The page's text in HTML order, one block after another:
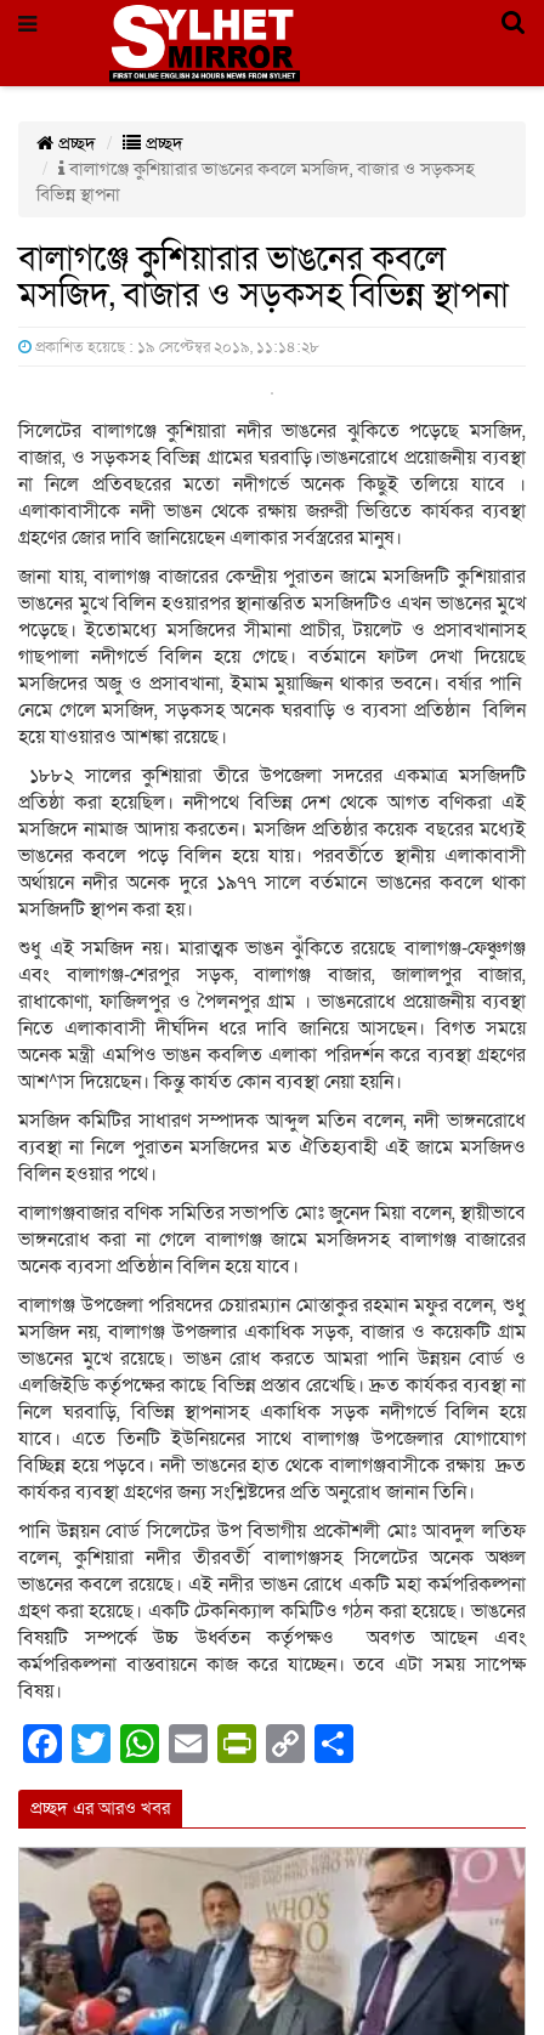
প্রচ্ছদ
প্রচ্ছদ
বালাগঞ্জে কুশিয়ারার ভাঙনের কবলে মসজিদ, বাজার ও সড়কসহ
বিভিন্ন স্থাপনা
বালাগঞ্জে কুশিয়ারার ভাঙনের কবলে
মসজিদ, বাজার ও সড়কসহ বিভিন্ন স্থাপনা
প্রকাশিত হয়েছে : ১৯ সেপ্টেম্বর ২০১৯, ১১:১৪:২৮
সিলেটের বালাগঞ্জে কুশিয়ারা নদীর ভাঙনের ঝুকিতে পড়েছে মসজিদ,
বাজার, ও সড়কসহ বিভিন্ন গ্রামের ঘরবাড়ি।ভাঙনরোধে প্রয়োজনীয় ব্যবস্থা
না নিলে প্রতিবছরের মতো নদীগর্ভে অনেক কিছুই তলিয়ে যাবে ।
এলাকাবাসীকে নদী ভাঙন থেকে রক্ষায় জরুরী ভিত্তিতে কার্যকর ব্যবস্থা
গ্রহণের জোর দাবি জানিয়েছেন এলাকার সর্বস্ত্ররের মানুষ।
জানা যায়, বালাগঞ্জ বাজারের কেন্দ্রীয় পুরাতন জামে মসজিদটি কুশিয়ারার
ভাঙনের মুখে বিলিন হওয়ারপর স্থানান্তরিত মসজিদটিও এখন ভাঙনের মুখে
পড়েছে। ইতোমধ্যে মসজিদের সীমানা প্রাচীর, টয়লেট ও প্রসাবখানাসহ
গাছপালা নদীগর্ভে বিলিন হয়ে গেছে। বর্তমানে ফাটল দেখা দিয়েছে
মসজিদের অজু ও প্রসাবখানা, ইমাম মুয়াজ্জিন থাকার ভবনে। বর্ষার পানি
নেমে গেলে মসজিদ, সড়কসহ অনেক ঘরবাড়ি ও ব্যবসা প্রতিষ্ঠান বিলিন
হয়ে যাওয়ারও আশঙ্কা রয়েছে।
১৮৮২ সালের কুশিয়ারা তীরে উপজেলা সদরের একমাত্র মসজিদটি
প্রতিষ্ঠা করা হয়েছিল। নদীপথে বিভিন্ন দেশ থেকে আগত বণিকরা এই
মসজিদে নামাজ আদায় করতেন। মসজিদ প্রতিষ্ঠার কয়েক বছরের মধ্যেই
ভাঙনের কবলে পড়ে বিলিন হয়ে যায়। পরবর্তীতে স্থানীয় এলাকাবাসী
অর্থায়নে নদীর অনেক দুরে ১৯৭৭ সালে বর্তমানে ভাঙনের কবলে থাকা
মসজিদটি স্থাপন করা হয়।
শুধু এই সমজিদ নয়। মারাত্মক ভাঙন ঝুঁকিতে রয়েছে বালাগঞ্জ-ফেঞ্চুগঞ্জ
এবং বালাগঞ্জ-শেরপুর সড়ক, বালাগঞ্জ বাজার, জালালপুর বাজার,
রাধাকোণা, ফাজিলপুর ও পৈলনপুর গ্রাম । ভাঙনরোধে প্রয়োজনীয় ব্যবস্থা
নিতে এলাকাবাসী দীর্ঘদিন ধরে দাবি জানিয়ে আসছেন। বিগত সময়ে
অনেক মন্ত্রী এমপিও ভাঙন কবলিত এলাকা পরিদর্শন করে ব্যবস্থা গ্রহণের
আশ^াস দিয়েছেন। কিন্তু কার্যত কোন ব্যবস্থা নেয়া হয়নি।
মসজিদ কমিটির সাধারণ সম্পাদক আব্দুল মতিন বলেন, নদী ভাঙ্গনরোধে
ব্যবস্থা না নিলে পুরাতন মসজিদের মত ঐতিহ্যবাহী এই জামে মসজিদও
বিলিন হওয়ার পথে।
বালাগঞ্জবাজার বণিক সমিতির সভাপতি মোঃ জুনেদ মিয়া বলেন, স্থায়ীভাবে
ভাঙ্গনরোধ করা না গেলে বালাগঞ্জ জামে মসজিদসহ বালাগঞ্জ বাজারের
অনেক ব্যবসা প্রতিষ্ঠান বিলিন হয়ে যাবে।
বালাগঞ্জ উপজেলা পরিষদের চেয়ারম্যান মোস্তাকুর রহমান মফুর বলেন, শুধু
মসজিদ নয়, বালাগঞ্জ উপজলার একাধিক সড়ক, বাজার ও কয়েকটি গ্রাম
ভাঙনের মুখে রয়েছে। ভাঙন রোধ করতে আমরা পানি উন্নয়ন বোর্ড ও
এলজিইডি কর্তৃপক্ষের কাছে বিভিন্ন প্রস্তাব রেখেছি। দ্রুত কার্যকর ব্যবস্থা না
নিলে ঘরবাড়ি, বিভিন্ন স্থাপনাসহ একাধিক সড়ক নদীগর্ভে বিলিন হয়ে
যাবে। এতে তিনটি ইউনিয়নের সাথে বালাগঞ্জ উপজেলার যোগাযোগ
বিচ্ছিন্ন হয়ে পড়বে। নদী ভাঙনের হাত থেকে বালাগঞ্জবাসীকে রক্ষায় দ্রুত
কার্যকর ব্যবস্থা গ্রহণের জন্য সংশ্লিষ্টদের প্রতি অনুরোধ জানান তিনি।
পানি উন্নয়ন বোর্ড সিলেটের উপ বিভাগীয় প্রকৌশলী মোঃ আবদুল লতিফ
বলেন, কুশিয়ারা নদীর তীরবর্তী বালাগঞ্জসহ সিলেটের অনেক অঞ্চল
ভাঙনের কবলে রয়েছে। এই নদীর ভাঙন রোধে একটি মহা কর্মপরিকল্পনা
গ্রহণ করা হয়েছে। একটি টেকনিক্যাল কমিটিও গঠন করা হয়েছে। ভাঙনের
বিষয়টি সম্পর্কে উচ্চ উর্ধ্বতন কর্তৃপক্ষও অবগত আছেন এবং
কর্মপরিকল্পনা বাস্তবায়নে কাজ করে যাচ্ছেন। তবে এটা সময় সাপেক্ষ
বিষয়।
Facebook
Twitter
WhatsApp
EmailPrintFriendly
Copy
প্রচ্ছদ এর আরও খবর